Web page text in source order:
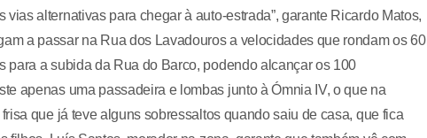
alternativas para chegar à auto-estrada”, garante Ricardo Matos,
a passar na Rua dos Lavadouros a velocidades que rondam os 60
a subida da Rua do Barco, podendo alcançar os 100
apenas uma passadeira e lombas junto à Ómnia IV, o que na
que já teve alguns sobressaltos quando saiu de casa, que fica